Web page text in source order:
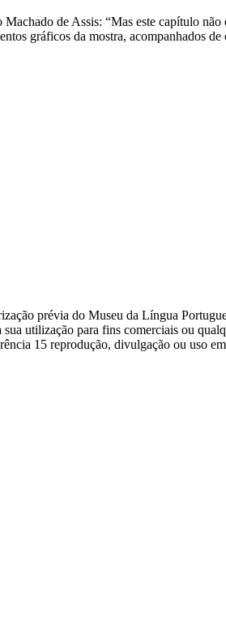
de Assis: “Mas este capítulo
gráficos da mostra, acompanhados
prévia do Museu da Língua
utilização para fins comerciais ou
15 reprodução, divulgação ou uso